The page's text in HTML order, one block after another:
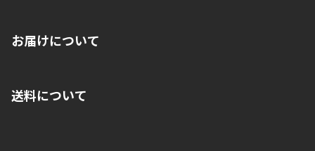
いいただくことはできません。ご了承ください。
■代金引換(代引)※手数料がかかります
お届けについて
ご注文が確認出来次第、1～4営業日に発送いたします。「お取り
送料について